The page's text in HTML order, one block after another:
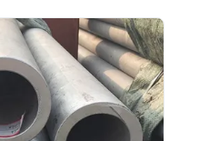
المقاوم للصدأهو أنبوب من
مصمم خصيصاًبيئات الخدمة
الهيدروجين (H2S). يجمع بين مزايا كل من ال...